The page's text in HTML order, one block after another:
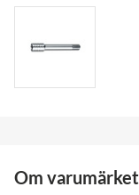
Om varumärket